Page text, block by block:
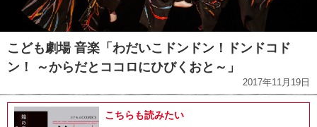
こども劇場 音楽「わだいこドンドン！ドンドコド
ン！ ～からだとココロにひびくおと～」
2017年11月19日
こちらも読みたい